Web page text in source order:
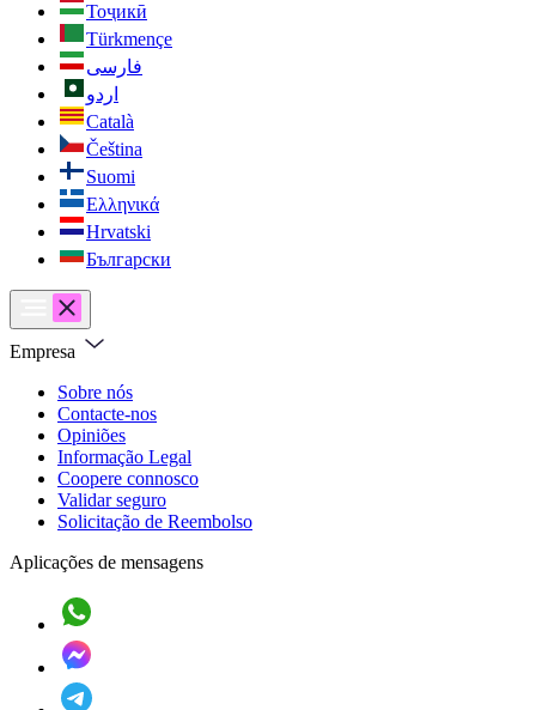
Тоҷикӣ
Türkmençe
فارسی
اردو
Català
Čeština
Suomi
Ελληνικά
Hrvatski
Български
Empresa
Sobre nós
Contacte-nos
Opiniões
Informação Legal
Coopere connosco
Validar seguro
Solicitação de Reembolso
Aplicações de mensagens